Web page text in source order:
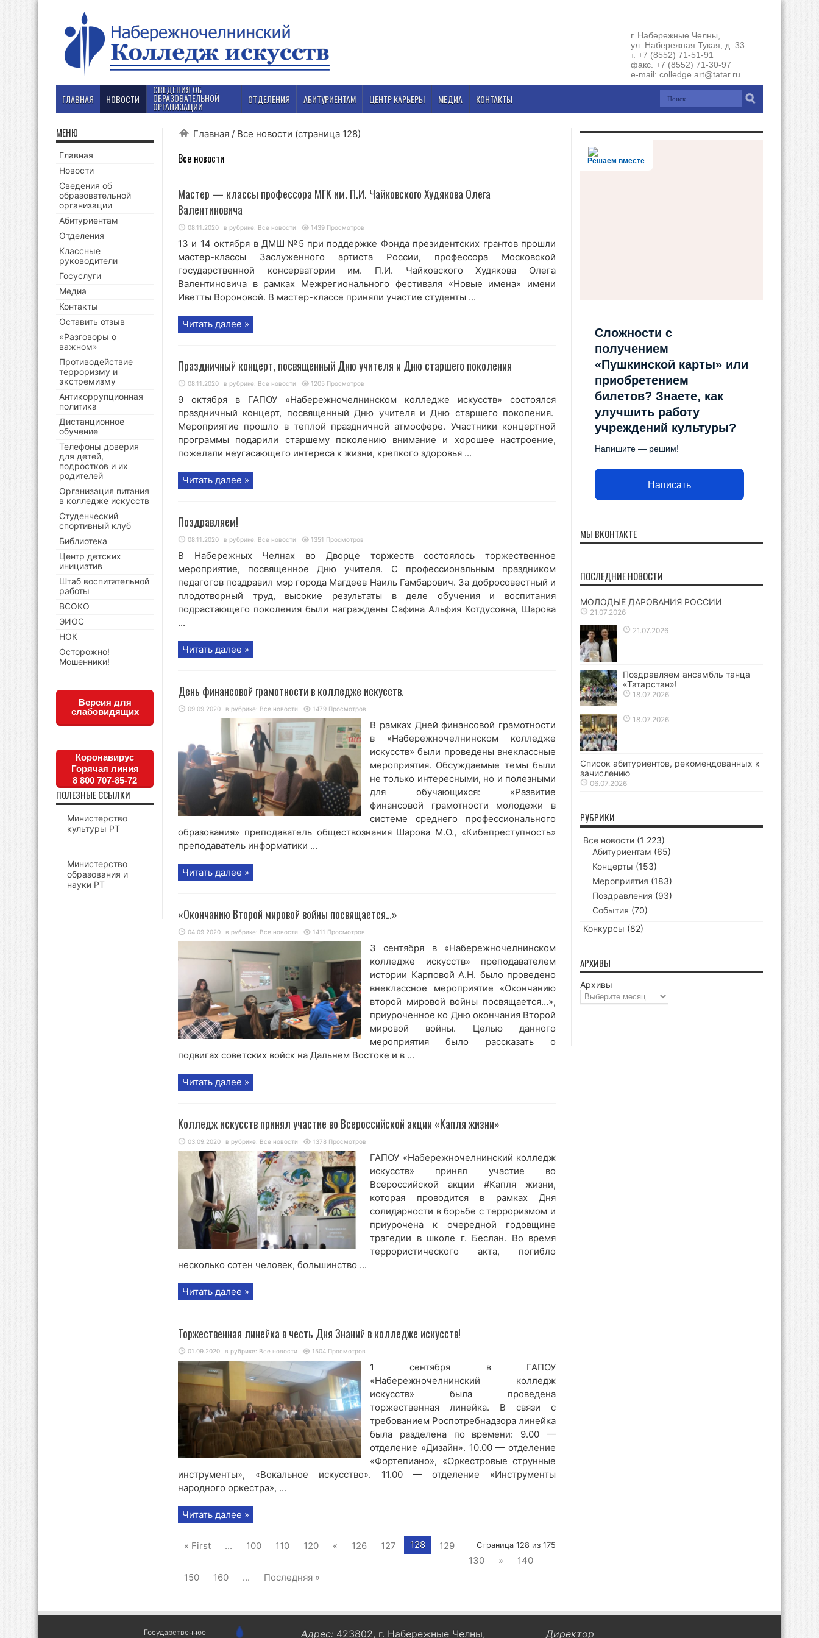
г. Набережные Челны,
ул. Набережная Тукая, д. 33
т. +7 (8552) 71-51-91
факс. +7 (8552) 71-30-97
e-mail: colledge.art@tatar.ru
ГЛАВНАЯ НОВОСТИ
СВЕДЕНИЯ ОБ
ОБРАЗОВАТЕЛЬНОЙ
ОРГАНИЗАЦИИ
ОТДЕЛЕНИЯ АБИТУРИЕНТАМ ЦЕНТР КАРЬЕРЫ МЕДИА КОНТАКТЫ
Главная / Все новости (страница 128)
Все новости
Мастер — классы профессора МГК им. П.И. Чайковского Худякова Олега
Валентиновича
08.11.2020 в рубрике: Все новости 1439 Просмотров
13 и 14 октября в ДМШ №5 при поддержке Фонда президентских грантов прошли
мастер-классы Заслуженного артиста России, профессора Московской
государственной консерватории им. П.И. Чайковского Худякова Олега
Валентиновича в рамках Межрегионального фестиваля «Новые имена» имени
Иветты Вороновой. В мастер-классе приняли участие студенты ...
Читать далее »
Праздничный концерт, посвященный Дню учителя и Дню старшего поколения
08.11.2020 в рубрике: Все новости 1205 Просмотров
9 октября в ГАПОУ «Набережночелнинском колледже искусств» состоялся
праздничный концерт, посвященный Дню учителя и Дню старшего поколения.
Мероприятие прошло в теплой праздничной атмосфере. Участники концертной
программы подарили старшему поколению внимание и хорошее настроение,
пожелали неугасающего интереса к жизни, крепкого здоровья ...
Читать далее »
Поздравляем!
08.11.2020 в рубрике: Все новости 1351 Просмотров
В Набережных Челнах во Дворце торжеств состоялось торжественное
мероприятие, посвященное Дню учителя. С профессиональным праздником
педагогов поздравил мэр города Магдеев Наиль Гамбарович. За добросовестный и
плодотворный труд, высокие результаты в деле обучения и воспитания
подрастающего поколения были награждены Сафина Альфия Котдусовна, Шарова
...
Читать далее »
День финансовой грамотности в колледже искусств.
09.09.2020 в рубрике: Все новости 1479 Просмотров
В рамках Дней финансовой грамотности
в «Набережночелнинском колледже
искусств» были проведены внеклассные
мероприятия. Обсуждаемые темы были
не только интересными, но и полезными
для обучающихся: «Развитие
финансовой грамотности молодежи в
системе среднего профессионального
образования» преподаватель обществознания Шарова М.О., «Кибепреступность»
преподаватель информатики ...
Читать далее »
«Окончанию Второй мировой войны посвящается…»
04.09.2020 в рубрике: Все новости 1411 Просмотров
3 сентября в «Набережночелнинском
колледже искусств» преподавателем
истории Карповой А.Н. было проведено
внеклассное мероприятие «Окончанию
второй мировой войны посвящается…»,
приуроченное ко Дню окончания Второй
мировой войны. Целью данного
мероприятия было рассказать о
подвигах советских войск на Дальнем Востоке и в ...
Читать далее »
Колледж искусств принял участие во Всероссийской акции «Капля жизни»
03.09.2020 в рубрике: Все новости 1378 Просмотров
ГАПОУ «Набережночелнинский колледж
искусств» принял участие во
Всероссийской акции #Капля жизни,
которая проводится в рамках Дня
солидарности в борьбе с терроризмом и
приурочена к очередной годовщине
трагедии в школе г. Беслан. Во время
террористического акта, погибло
несколько сотен человек, большинство ...
Читать далее »
Торжественная линейка в честь Дня Знаний в колледже искусств!
01.09.2020 в рубрике: Все новости 1504 Просмотров
1 сентября в ГАПОУ
«Набережночелнинский колледж
искусств» была проведена
торжественная линейка. В связи с
требованием Роспотребнадзора линейка
была разделена по времени: 9.00 —
отделение «Дизайн». 10.00 — отделение
«Фортепиано», «Оркестровые струнные
инструменты», «Вокальное искусство». 11.00 — отделение «Инструменты
народного оркестра», ...
Читать далее »
Страница 128 из 175
« First ... 100 110 120 « 126 127 128
129
130
»
140
150
160 ... Последняя »
МЕНЮ
Главная
Новости
Сведения об
образовательной
организации
Абитуриентам
Отделения
Классные
руководители
Госуслуги
Медиа
Контакты
Оставить отзыв
«Разговоры о
важном»
Противодействие
терроризму и
экстремизму
Антикоррупционная
политика
Дистанционное
обучение
Телефоны доверия
для детей,
подростков и их
родителей
Организация питания
в колледже искусств
Студенческий
спортивный клуб
Библиотека
Центр детских
инициатив
Штаб воспитательной
работы
ВСОКО
ЭИОС
НОК
Осторожно!
Мошенники!
Версия для
слабовидящих
Коронавирус
Горячая линия
8 800 707-85-72
ПОЛЕЗНЫЕ ССЫЛКИ
Министерство
культуры РТ
Министерство
образования и
науки РТ
Решаем вместе
Сложности с
получением
«Пушкинской карты» или
приобретением
билетов? Знаете, как
улучшить работу
учреждений культуры?
Напишите — решим!
Написать
МЫ ВКОНТАКТЕ
ПОСЛЕДНИЕ НОВОСТИ
МОЛОДЫЕ ДАРОВАНИЯ РОССИИ
21.07.2026
21.07.2026
Поздравляем ансамбль танца
«Татарстан»!
18.07.2026
18.07.2026
Список абитуриентов, рекомендованных к
зачислению
06.07.2026
РУБРИКИ
Все новости (1 223)
Абитуриентам (65)
Концерты (153)
Мероприятия (183)
Поздравления (93)
События (70)
Конкурсы (82)
АРХИВЫ
Архивы
Государственное
Адрес: 423802, г. Набережные Челны, Директор